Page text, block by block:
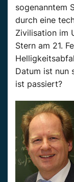
sogenanntem
durch eine
Zivilisation im
Stern am 21.
Datum ist nun
ist passiert?